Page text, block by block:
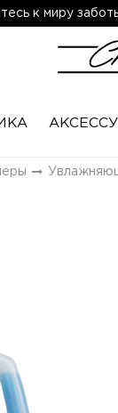
к миру